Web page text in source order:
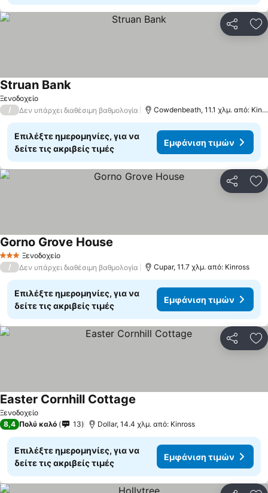
Ξενοδοχείο
Struan Bank
/ Δεν υπάρχει διαθέσιμη βαθμολογία Cowdenbeath, 11.1 χλμ. από: Kinross
Επιλέξτε ημερομηνίες, για να
δείτε τις ακριβείς τιμές
Εμφάνιση τιμών
3 ΑστέριαΞενοδοχείο
Gorno Grove House
/ Δεν υπάρχει διαθέσιμη βαθμολογία Cupar, 11.7 χλμ. από: Kinross
Επιλέξτε ημερομηνίες, για να
δείτε τις ακριβείς τιμές
Εμφάνιση τιμών
Ξενοδοχείο
Easter Cornhill Cottage
8,4 Πολύ καλό 13 Dollar, 14.4 χλμ. από: Kinross
Επιλέξτε ημερομηνίες, για να
δείτε τις ακριβείς τιμές
Εμφάνιση τιμών